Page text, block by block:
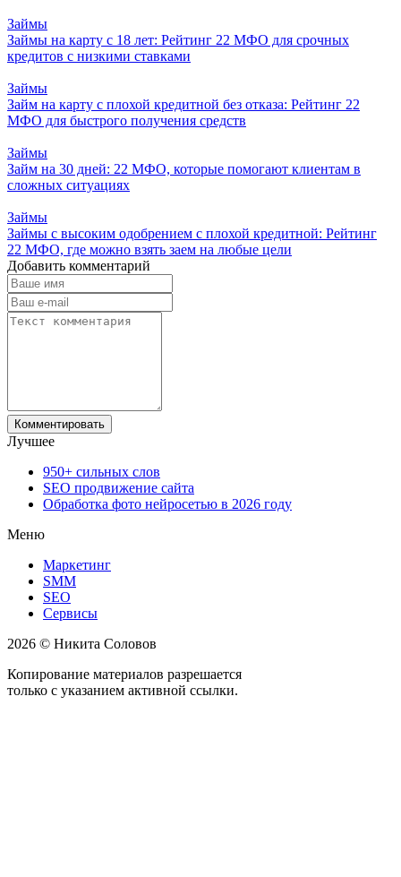
Займы
Займы на карту с 18 лет: Рейтинг 22 МФО для срочных
кредитов с низкими ставками
Займы
Займ на карту с плохой кредитной без отказа: Рейтинг 22
МФО для быстрого получения средств
Займы
Займ на 30 дней: 22 МФО, которые помогают клиентам в
сложных ситуациях
Займы
Займы с высоким одобрением с плохой кредитной: Рейтинг
22 МФО, где можно взять заем на любые цели
Добавить комментарий
Лучшее
950+ сильных слов
SEO продвижение сайта
Обработка фото нейросетью в 2026 году
Меню
Маркетинг
SMM
SEO
Сервисы
2026 © Никита Соловов
Копирование материалов разрешается
только с указанием активной ссылки.